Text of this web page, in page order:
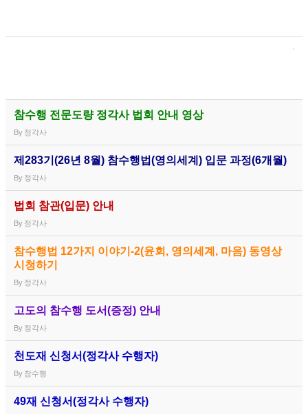
참수행 전문도량 정각사 법회 안내 영상
By 정각사
제283기(26년 8월) 참수행법(영의세계) 입문 과정(6개월)
By 정각사
법회 참관(입문) 안내
By 정각사
참수행법 12가지 이야기-2(윤회, 영의세계, 마음) 동영상
시청하기
By 정각사
고도의 참수행 도서(증정) 안내
By 정각사
천도재 신청서(정각사 수행자)
By 참수행
49재 신청서(정각사 수행자)